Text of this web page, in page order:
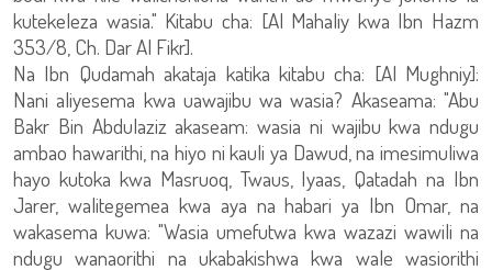
kutekeleza wasia." Kitabu cha: [Al Mahaliy kwa Ibn Hazm
353/8, Ch. Dar Al Fikr].
Na Ibn Qudamah akataja katika kitabu cha: [Al Mughniy]:
Nani aliyesema kwa uawajibu wa wasia? Akaseama: "Abu
Bakr Bin Abdulaziz akaseam: wasia ni wajibu kwa ndugu
ambao hawarithi, na hiyo ni kauli ya Dawud, na imesimuliwa
hayo kutoka kwa Masruoq, Twaus, Iyaas, Qatadah na Ibn
Jarer, walitegemea kwa aya na habari ya Ibn Omar, na
wakasema kuwa: "Wasia umefutwa kwa wazazi wawili na
ndugu wanaorithi na ukabakishwa kwa wale wasiorithi